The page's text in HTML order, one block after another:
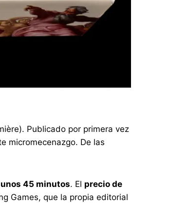
Publicado por primera vez
micromecenazgo. De las
45 minutos. El precio de
Games, que la propia editorial